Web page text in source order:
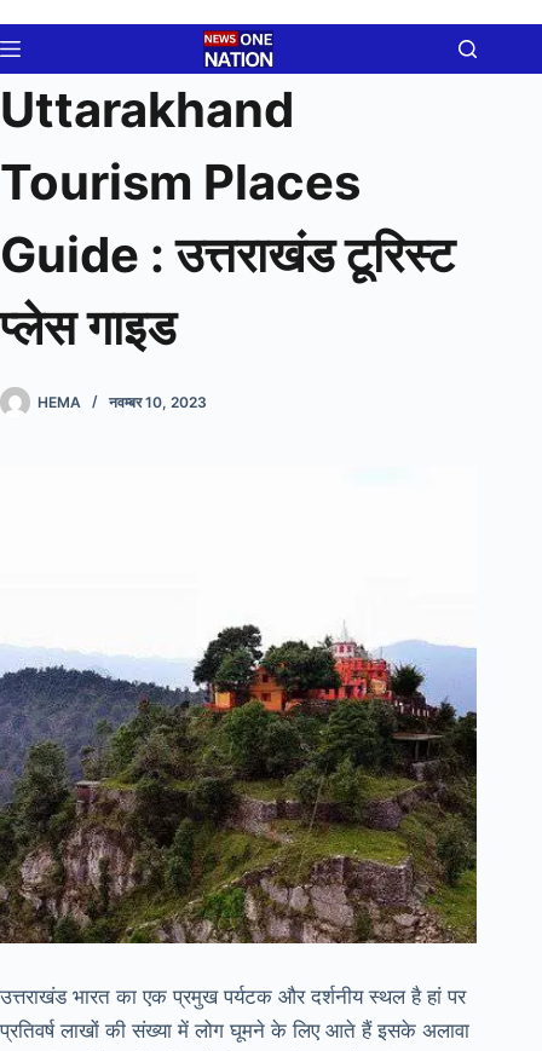
to
Uttarakhand
Tourism Places
Guide : उत्तराखंड टूरिस्ट
प्लेस गाइड
HEMA नवम्बर 10, 2023
उत्तराखंड भारत का एक प्रमुख पर्यटक और दर्शनीय स्थल है हां पर
प्रतिवर्ष लाखों की संख्या में लोग घूमने के लिए आते हैं इसके अलावा